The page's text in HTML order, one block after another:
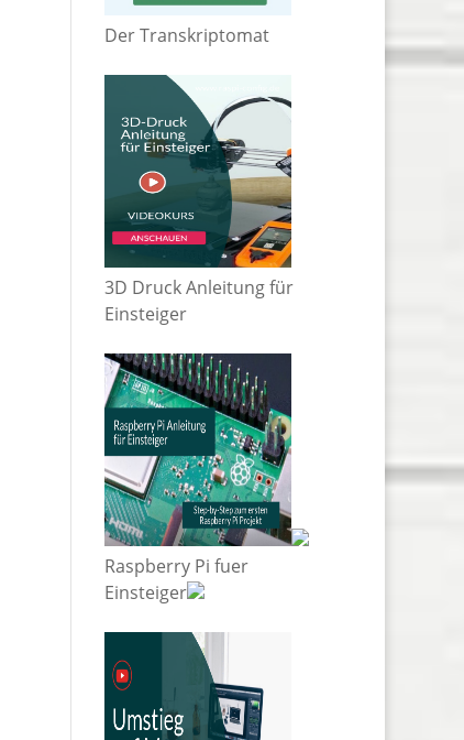
Der Transkriptomat
3D Druck Anleitung für
Einsteiger
Raspberry Pi fuer
Einsteiger